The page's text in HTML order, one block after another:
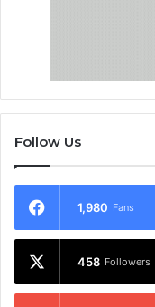
Follow Us
1,980 Fans
458 Followers